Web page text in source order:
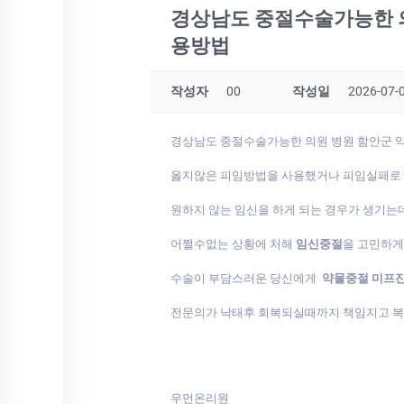
경상남도 중절수술가능한
용방법
작성자 00 작성일 2026-07-
경상남도 중절수술가능한 의원 병원 함안군
옳지않은 피임방법을 사용했거나 피임실패로
원하지 않는 임신을 하게 되는 경우가 생기는
어쩔수없는 상황에 처해 임신중절 을 고민하
수술이 부담스러운 당신에게 약물중절 미프진
전문의가 낙태후 회복되실때까지 책임지고
우먼온리원